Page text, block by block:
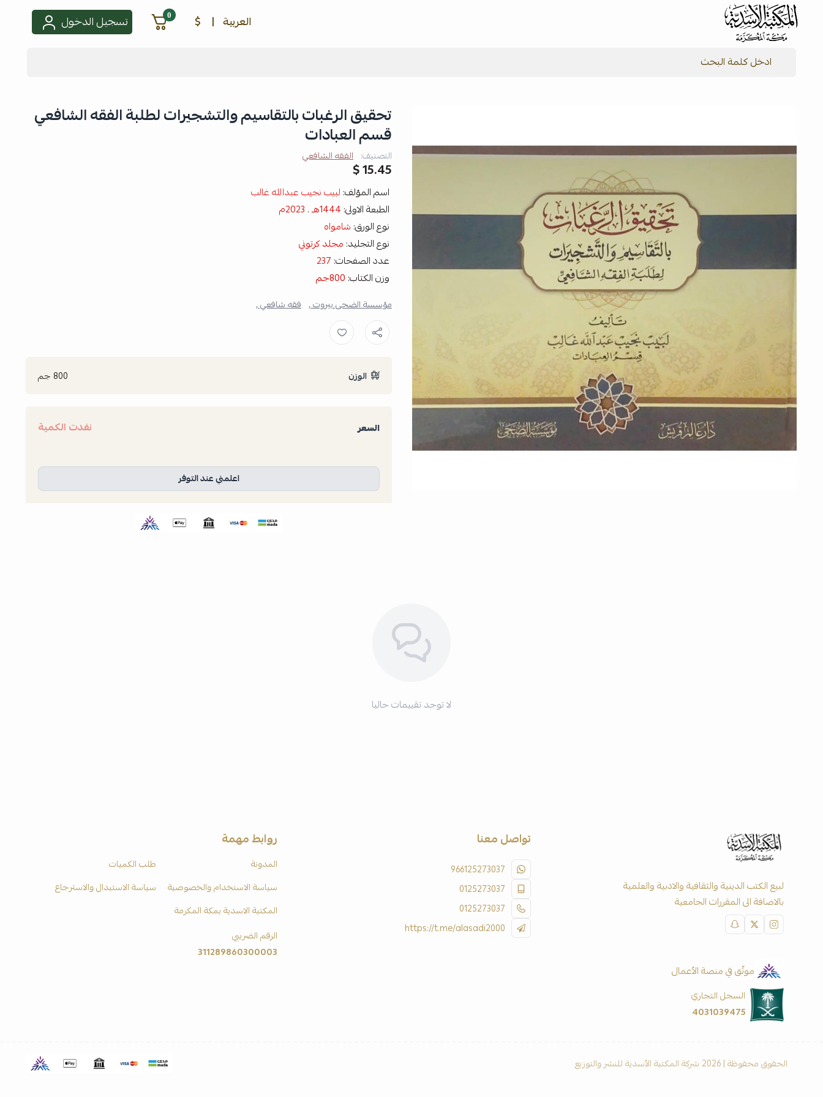
شركة المكتبة الأسدية للنشر والتوزيع العربية |
$
0 تسجيل الدخول
تحقيق الرغبات بالتقاسيم والتشجيرات لطلبة الفقه الشافعي
قسم العبادات
التصنيف: الفقه الشافعي
15.45 $
اسم المؤلف: لبيب نجيب عبدالله غالب
الطبعة الاولى: 1444هـ . 2023م
نوع الورق: شامواه
نوع التجليد: مجلد كرتوني
عدد الصفحات: 237
وزن الكتاب: 800جم
مؤسسة الضحى بيروت , فقه شافعي ,
الوزن 800 جم
السعر نفدت الكمية
اعلمني عند التوفر
لا توجد تقييمات حاليا
لبيع الكتب الدينية والثقافية والادبية والعلمية
بالاضافة الى المقررات الجامعية
موثّق في منصة الأعمال
السجل التجاري
4031039475
تواصل معنا
966125273037
0125273037
0125273037
https://t.me/alasadi2000
روابط مهمة
المدونة
طلب الكميات
سياسة الاستخدام والخصوصية
سياسة الاستبدال والاسترجاع
المكتبة الاسدية بمكة المكرمة
الرقم الضريبي
311289860300003
الحقوق محفوظة | 2026 شركة المكتبة الأسدية للنشر والتوزيع